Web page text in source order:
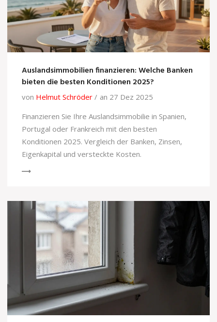
Auslandsimmobilien finanzieren: Welche Banken
bieten die besten Konditionen 2025?
von Helmut Schröder
an 27 Dez 2025
Finanzieren Sie Ihre Auslandsimmobilie in Spanien,
Portugal oder Frankreich mit den besten
Konditionen 2025. Vergleich der Banken, Zinsen,
Eigenkapital und versteckte Kosten.